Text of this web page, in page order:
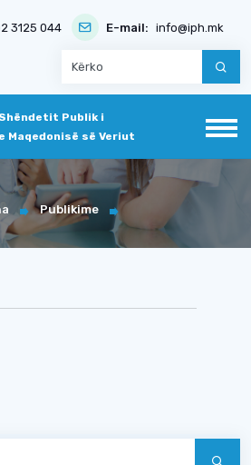
3125 044 E-mail: info@iph.mk
Publik i
Maqedonisë së Veriut
Publikime